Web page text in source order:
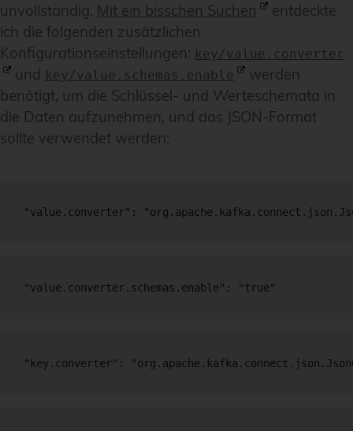
unvollständig. Mit ein bisschen Suchen
entdeckte
ich die folgenden zusätzlichen
Konfigurationseinstellungen: key/value.converter
und key/value.schemas.enable
werden
benötigt, um die Schlüssel- und Werteschemata in
die Daten aufzunehmen, und das JSON-Format
sollte verwendet werden:
"value.converter":
"value.converter.schemas.enable": "true"
"key.converter":